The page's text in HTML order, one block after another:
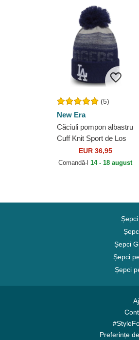
(5)
New Era
Căciuli pompon albastru
Cuff Knit Sport de Los
Angeles Dodgers MLB
de New Era
EUR 36,95
Comandă-l14 - 18 august
Șepci
Șepci
Șepci
Preferințe